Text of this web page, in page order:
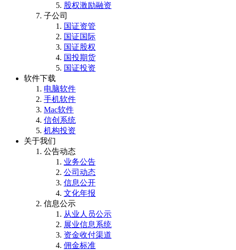
股权激励融资
子公司
国证资管
国证国际
国证股权
国投期货
国证投资
软件下载
电脑软件
手机软件
Mac软件
信创系统
机构投资
关于我们
公告动态
业务公告
公司动态
信息公开
文化年报
信息公示
从业人员公示
展业信息系统
资金收付渠道
佣金标准